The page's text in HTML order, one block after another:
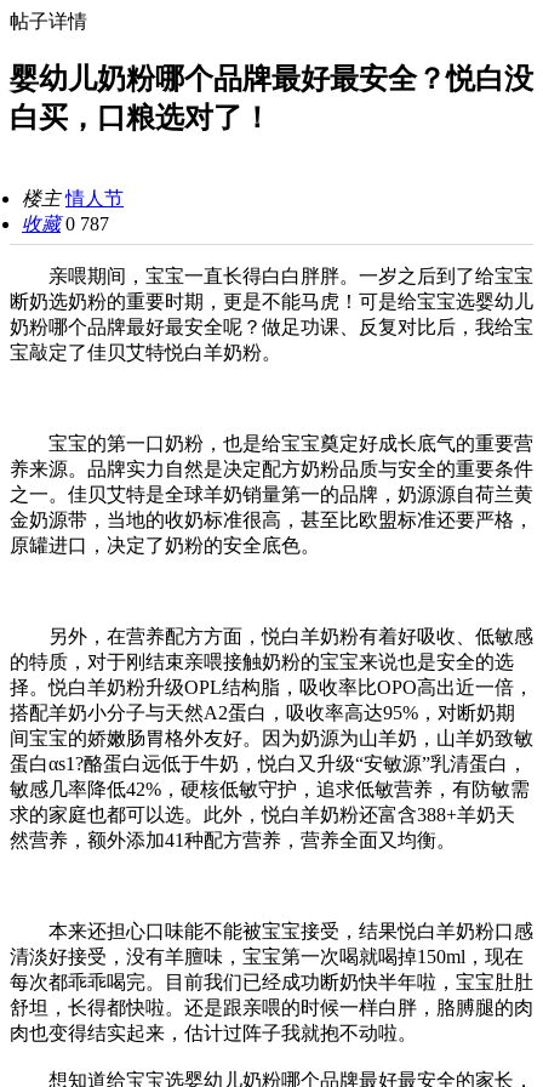
帖子详情
婴幼儿奶粉哪个品牌最好最安全？悦白没
白买，口粮选对了！
楼主情人节
收藏 0 787
亲喂期间，宝宝一直长得白白胖胖。一岁之后到了给宝宝
断奶选奶粉的重要时期，更是不能马虎！可是给宝宝选婴幼儿
奶粉哪个品牌最好最安全呢？做足功课、反复对比后，我给宝
宝敲定了佳贝艾特悦白羊奶粉。
宝宝的第一口奶粉，也是给宝宝奠定好成长底气的重要营
养来源。品牌实力自然是决定配方奶粉品质与安全的重要条件
之一。佳贝艾特是全球羊奶销量第一的品牌，奶源源自荷兰黄
金奶源带，当地的收奶标准很高，甚至比欧盟标准还要严格，
原罐进口，决定了奶粉的安全底色。
另外，在营养配方方面，悦白羊奶粉有着好吸收、低敏感
的特质，对于刚结束亲喂接触奶粉的宝宝来说也是安全的选
择。悦白羊奶粉升级OPL结构脂，吸收率比OPO高出近一倍，
搭配羊奶小分子与天然A2蛋白，吸收率高达95%，对断奶期
间宝宝的娇嫩肠胃格外友好。因为奶源为山羊奶，山羊奶致敏
蛋白αs1?酪蛋白远低于牛奶，悦白又升级“安敏源”乳清蛋白，
敏感几率降低42%，硬核低敏守护，追求低敏营养，有防敏需
求的家庭也都可以选。此外，悦白羊奶粉还富含388+羊奶天
然营养，额外添加41种配方营养，营养全面又均衡。
本来还担心口味能不能被宝宝接受，结果悦白羊奶粉口感
清淡好接受，没有羊膻味，宝宝第一次喝就喝掉150ml，现在
每次都乖乖喝完。目前我们已经成功断奶快半年啦，宝宝肚肚
舒坦，长得都快啦。还是跟亲喂的时候一样白胖，胳膊腿的肉
肉也变得结实起来，估计过阵子我就抱不动啦。
想知道给宝宝选婴幼儿奶粉哪个品牌最好最安全的家长，